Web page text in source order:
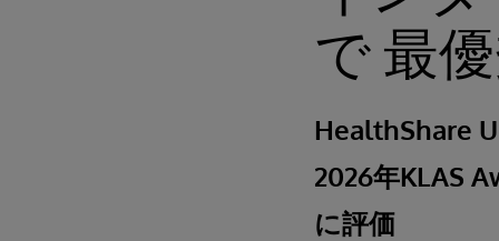
で 最
HealthShare
2026年KLAS
に評価